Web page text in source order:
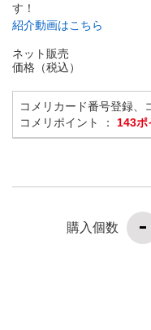
す！
紹介動画はこちら
ネット販売
価格（税込）
コメリカード番号登録、
コメリポイント ： 143ポ
購入個数